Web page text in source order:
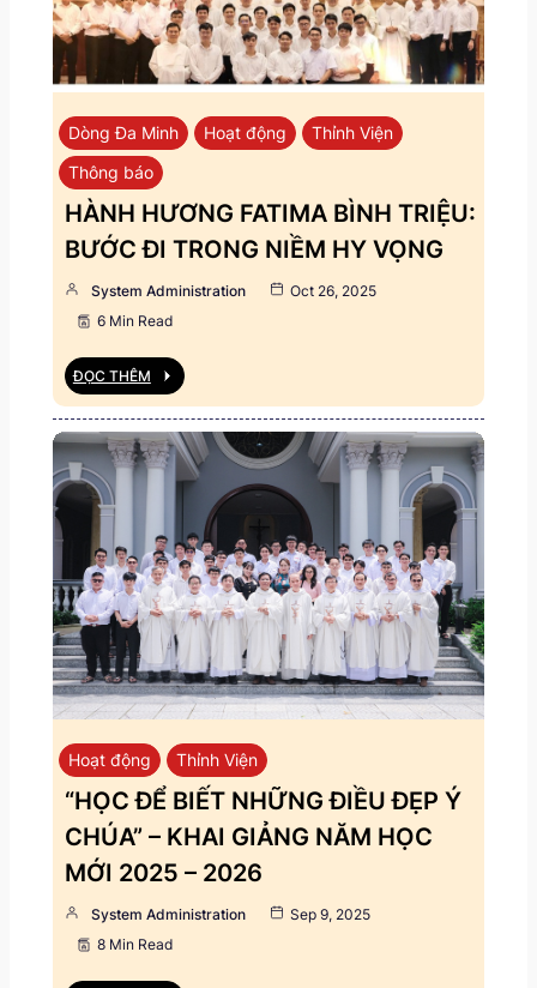
Dòng Đa Minh Hoạt động
Thỉnh Viện
Thông báo
HÀNH HƯƠNG FATIMA BÌNH TRIỆU:
BƯỚC ĐI TRONG NIỀM HY VỌNG
System Administration
Oct 26, 2025
6 Min Read
ĐỌC THÊM
Hoạt động Thỉnh Viện
“HỌC ĐỂ BIẾT NHỮNG ĐIỀU ĐẸP Ý
CHÚA” – KHAI GIẢNG NĂM HỌC
MỚI 2025 – 2026
System Administration
Sep 9, 2025
8 Min Read